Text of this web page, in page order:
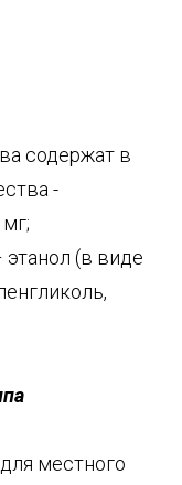
содержат в
-
(в виде
местного